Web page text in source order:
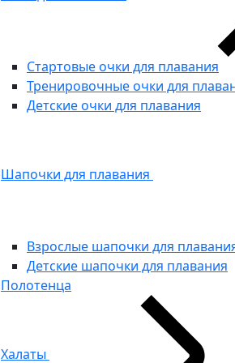
Стартовые очки для плавания
Тренировочные очки для
Детские очки для плавания
Шапочки для плавания
Взрослые шапочки для
Детские шапочки для плавания
Полотенца
Халаты